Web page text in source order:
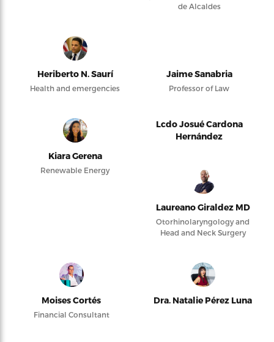
de Alcaldes
Heriberto N. Saurí
Health and emergencies
Jaime Sanabria
Professor of Law
Kiara Gerena
Renewable Energy
Lcdo Josué Cardona
Hernández
Laureano Giraldez MD
Otorhinolaryngology and
Head and Neck Surgery
Moises Cortés
Financial Consultant
Dra. Natalie Pérez Luna